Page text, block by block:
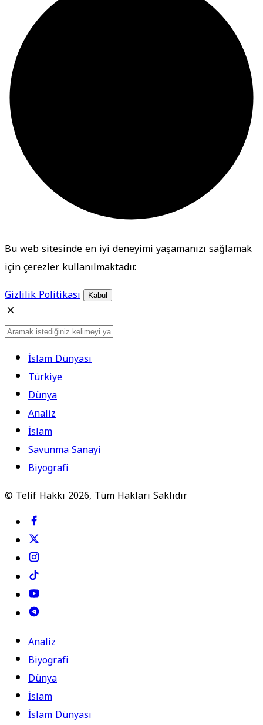
Bu web sitesinde en iyi deneyimi yaşamanızı sağlamak
için çerezler kullanılmaktadır.
Gizlilik Politikası
Kabul
İslam Dünyası
Türkiye
Dünya
Analiz
İslam
Savunma Sanayi
Biyografi
© Telif Hakkı 2026, Tüm Hakları Saklıdır
Analiz
Biyografi
Dünya
İslam
İslam Dünyası